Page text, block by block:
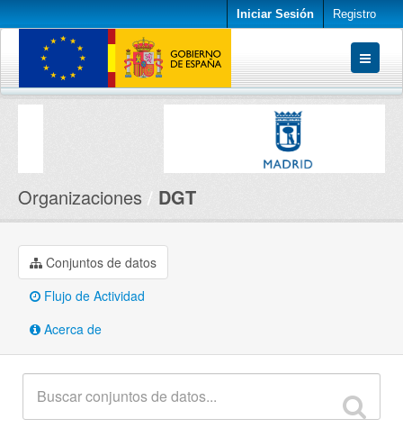
Iniciar Sesión Registro
Conjuntos de datos
Organizaciones DGT
Conjuntos de datos
Flujo de Actividad
Acerca de